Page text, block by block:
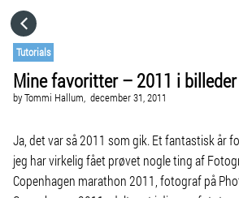
Tutorials
Mine favoritter – 2011 i billeder
byTommi Hallum, december 31, 2011
Ja, det var så 2011 som gik. Et fantastisk år
jeg har virkelig fået prøvet nogle ting af
Copenhagen marathon 2011, fotograf på
CATEGORIES
GO TO
VISIT WEBSITE